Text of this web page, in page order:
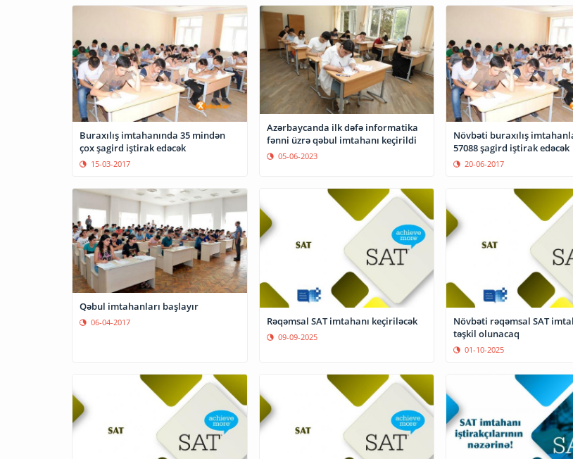
Buraxılış imtahanında 35 mindən
çox şagird iştirak edəcək
15-03-2017
Azərbaycanda ilk dəfə informatika
fənni üzrə qəbul imtahanı keçirildi
05-06-2023
Növbəti buraxılış
57088 şagird iştirak edəcək
20-06-2017
Qəbul imtahanları başlayır
06-04-2017 Rəqəmsal SAT imtahanı keçiriləcək
09-09-2025
Növbəti rəqəmsal SAT
təşkil olunacaq
01-10-2025